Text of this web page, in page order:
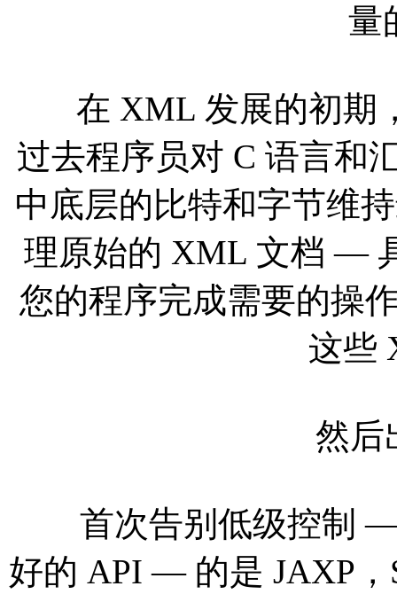
量
在 XML 发展的初期，
过去程序员对 C 语言和
中底层的比特和字节维
理原始的 XML 文档 —
您的程序完成需要的操
这些
然后出
首次告别低级控制 —
好的 API — 的是 JAXP，